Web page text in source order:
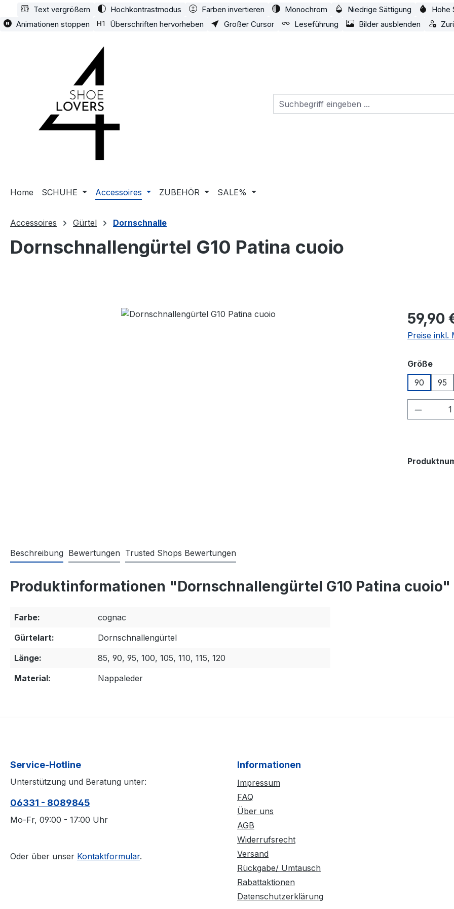
Hauptinhalt springen
Zur Suche springen
Zur Hauptnavigation springen
Text vergrößern Hochkontrastmodus Farben invertieren Monochrom Niedrige Sättigung Hohe
Animationen stoppen
Überschriften hervorheben Großer Cursor Leseführung Bilder ausblenden
Home SCHUHE Accessoires ZUBEHÖR SALE%
Accessoires Gürtel Dornschnalle
Dornschnallengürtel G10 Patina cuoio
Regulärer
59,90
Preise inkl.
Größe
90
95
Beschreibung Bewertungen Trusted Shops Bewertungen
Produktinformationen "Dornschnallengürtel G10 Patina cuoio"
Farbe:
cognac
Gürtelart:
Dornschnallengürtel
Länge:
85, 90, 95, 100, 105, 110, 115, 120
Material:
Nappaleder
Service-Hotline
Unterstützung und Beratung unter:
06331 - 8089845
Mo-Fr, 09:00 - 17:00 Uhr
Oder über unser Kontaktformular.
Informationen
Impressum
FAQ
Über uns
AGB
Widerrufsrecht
Versand
Rückgabe/ Umtausch
Rabattaktionen
Datenschutzerklärung